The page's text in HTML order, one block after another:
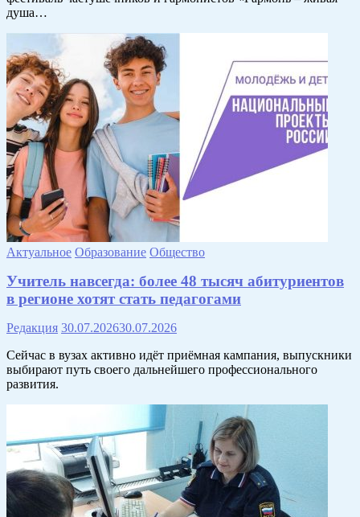
душа…
Актуальное Образование Общество
Учитель навсегда: более 48 тысяч абитуриентов
в регионе хотят стать педагогами
Редакция 30.07.202630.07.2026
Сейчас в вузах активно идёт приёмная кампания, выпускники
выбирают путь своего дальнейшего профессионального
развития.